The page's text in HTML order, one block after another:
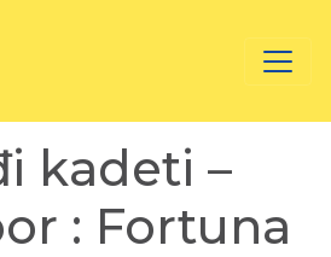
kadeti –
: Fortuna